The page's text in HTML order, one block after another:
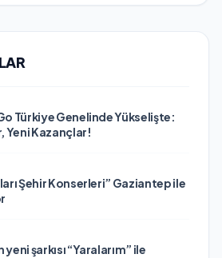
Türkiye Genelinde Yükselişte:
Yeni Kazançlar!
Şehir Konserleri” Gaziantep ile
şarkısı “Yaralarım” ile